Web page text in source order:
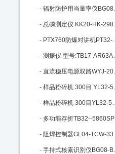
- 辐射防护用当量率仪BG08-BG9521：M283079
- 总磷测定仪 KK20-HK-298库号：M287403
- PTX760防爆对讲机PT32-PTX760库号：M294940
- 测振仪 型号:TB17-AR63A库号：M301367
- 直流稳压电源双路WYJ-20A/30V：M332089
- 样品粉碎机 300目 YL32-500A库号：M340986
- 样品粉碎机 300目YL32-500A库号：M340986
- 多功能存折TB32--5860SP库号：M365295
- 阻焊控制器GL04-TCW-33E III库号：M365705
- 手持式核素识别仪BG08-BG3910库号：M372130